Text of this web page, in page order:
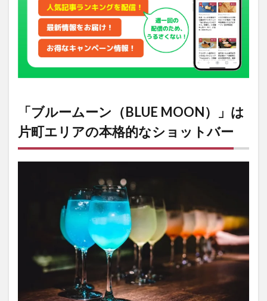
（BLUE
MOON）」
の開店情報
「ブルームーン（BLUE MOON）」は
片町エリアの本格的なショットバー